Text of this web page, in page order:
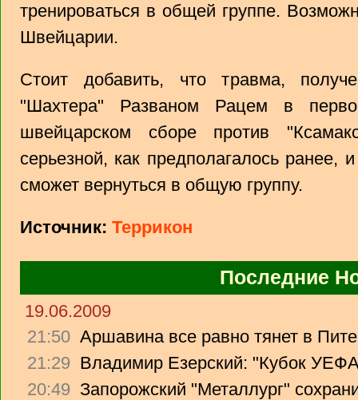
тренироваться в общей группе.
Швейцарии.
Стоит добавить, что травма,
"Шахтера" Разваном Рацем в
швейцарском сборе против
серьезной, как предполагалось ранее,
сможет вернуться в общую группу.
Источник: Террикон
Последние
19.06.2009
21:50 Аршавина все равно тянет в
21:29 Владимир Езерский: "Кубок
20:49 Запорожский "Металлург"